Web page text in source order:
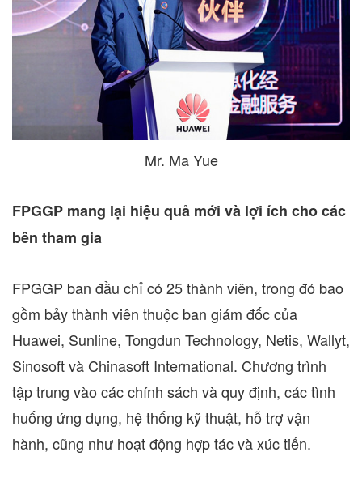
Mr. Ma Yue
FPGGP mang lại hiệu quả mới và lợi ích cho các
bên tham gia
FPGGP ban đầu chỉ có 25 thành viên, trong đó bao
gồm bảy thành viên thuộc ban giám đốc của
Huawei, Sunline, Tongdun Technology, Netis, Wallyt,
Sinosoft và Chinasoft International. Chương trình
tập trung vào các chính sách và quy định, các tình
huống ứng dụng, hệ thống kỹ thuật, hỗ trợ vận
hành, cũng như hoạt động hợp tác và xúc tiến.